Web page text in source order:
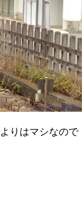
よりはマシなので